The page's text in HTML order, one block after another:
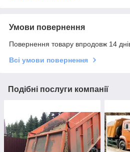
Умови повернення
Повернення товару впродовж 14
Всі умови повернення
Подібні послуги компанії